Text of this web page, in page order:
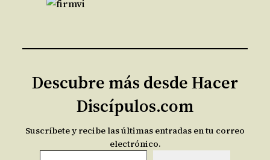
Descubre más desde Hacer
Discípulos.com
Suscríbete y recibe las últimas entradas en tu correo
electrónico.
Escribe tu correo electrónico…